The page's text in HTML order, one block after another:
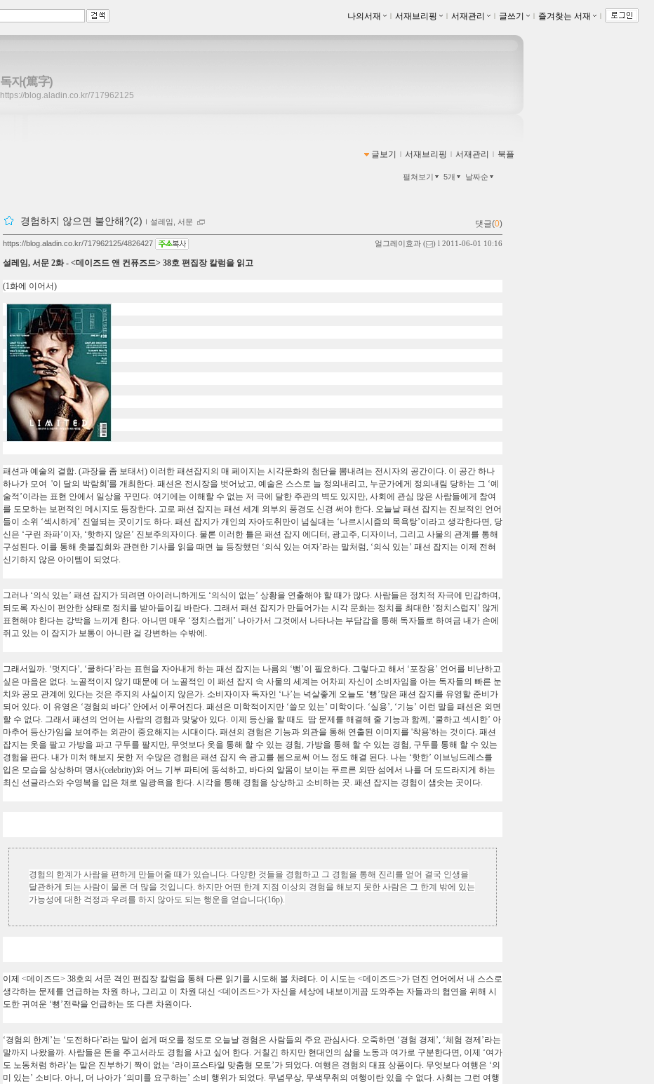
나의서재 ｌ 서재브리핑 ｌ 서재관리 ｌ 글쓰기 ｌ 즐겨찾는 서재 ｌ
독자(篤字)
https://blog.aladin.co.kr/717962125
글보기 ｌ 서재브리핑 ｌ 서재관리 ｌ 북플
펼쳐보기 5개 날짜순
경험하지 않으면 불안해?(2) ｌ 설레임, 서문 댓글(0)
얼그레이효과 ( ) l 2011-06-01 10:16
https://blog.aladin.co.kr/717962125/4826427
설레임, 서문 2화 - <데이즈드 앤 컨퓨즈드> 38호 편집장 칼럼을 읽고
(1화에 이어서)
패션과 예술의 결합. (과장을 좀 보태서) 이러한 패션잡지의 매 페이지는 시각문화의 첨단을 뽐내려는 전시자의 공간이다. 이 공간 하나
하나가 모여 '이 달의 박람회'를 개최한다. 패션은 전시장을 벗어났고, 예술은 스스로 늘 정의내리고, 누군가에게 정의내림 당하는 그 ‘예
술적 ’이라는 표현 안에서 일상을 꾸민다. 여기에는 이해할 수 없는 저 극에 달한 주관의 벽도 있지만, 사회에 관심 많은 사람들에게 참여
를 도모하는 보편적인 메시지도 등장한다. 고로 패션 잡지는 패션 세계 외부의 풍경도 신경 써야 한다. 오늘날 패션 잡지는 진보적인 언어
들이 소위 ‘섹시하게 ’ 진열되는 곳이기도 하다. 패션 잡지가 개인의 자아도취만이 넘실대는 ‘나르시시즘의 목욕탕’이라고 생각한다면, 당
신은 ‘구린 좌파’이자, ‘핫하지 않은’ 진보주의자이다. 물론 이러한 틀은 패션 잡지 에디터, 광고주, 디자이너, 그리고 사물의 관계를 통해
구성된다. 이를 통해 촛불집회와 관련한 기사를 읽을 때면 늘 등장했던 ‘의식 있는 여자’라는 말처럼, ‘의식 있는’ 패션 잡지는 이제 전혀
신기하지 않은 아이템이 되었다.
그러나 ‘의식 있는’ 패션 잡지가 되려면 아이러니하게도 ‘의식이 없는’ 상황을 연출해야 할 때가 많다. 사람들은 정치적 자극에 민감하며,
되도록 자신이 편안한 상태로 정치를 받아들이길 바란다. 그래서 패션 잡지가 만들어가는 시각 문화는 정치를 최대한 ‘정치스럽지 ’ 않게
표현해야 한다는 강박을 느끼게 한다. 아니면 매우 ‘정치스럽게 ’ 나아가서 그것에서 나타나는 부담감을 통해 독자들로 하여금 내가 손에
쥐고 있는 이 잡지가 보통이 아니란 걸 강변하는 수밖에 .
그래서일까. ‘멋지다’, ‘쿨하다’라는 표현을 자아내게 하는 패션 잡지는 나름의 ‘뻥’이 필요하다. 그렇다고 해서 ‘포장용’ 언어를 비난하고
싶은 마음은 없다. 노골적이지 않기 때문에 더 노골적인 이 패션 잡지 속 사물의 세계는 어차피 자신이 소비자임을 아는 독자들의 빠른 눈
치와 공모 관계에 있다는 것은 주지의 사실이지 않은가. 소비자이자 독자인 ‘나’는 넉살좋게 오늘도 ‘뻥’많은 패션 잡지를 유영할 준비가
되어 있다. 이 유영은 ‘경험의 바다’ 안에서 이루어진다. 패션은 미학적이지만 ‘쓸모 있는’ 미학이다. ‘실용’, ‘기능’ 이런 말을 패션은 외면
할 수 없다. 그래서 패션의 언어는 사람의 경험과 맞닿아 있다. 이제 등산을 할 때도 땀 문제를 해결해 줄 기능과 함께 , ‘쿨하고 섹시한’ 아
마추어 등산가임을 보여주는 외관이 중요해지는 시대이다. 패션의 경험은 기능과 외관을 통해 연출된 이미지를 '착용'하는 것이다. 패션
잡지는 옷을 팔고 가방을 파고 구두를 팔지만, 무엇보다 옷을 통해 할 수 있는 경험, 가방을 통해 할 수 있는 경험, 구두를 통해 할 수 있는
경험을 판다. 내가 미처 해보지 못한 저 수많은 경험은 패션 잡지 속 광고를 봄으로써 어느 정도 해결 된다. 나는 ‘핫한’ 이브닝드레스를
입은 모습을 상상하며 명사(celebrity)와 어느 기부 파티에 동석하고, 바다의 알몸이 보이는 푸르른 외딴 섬에서 나를 더 도드라지게 하는
최신 선글라스와 수영복을 입은 채로 일광욕을 한다. 시각을 통해 경험을 상상하고 소비하는 곳. 패션 잡지는 경험이 샘솟는 곳이다.
경험의 한계가 사람을 편하게 만들어줄 때가 있습니다. 다양한 것들을 경험하고 그 경험을 통해 진리를 얻어 결국 인생을
달관하게 되는 사람이 물론 더 많을 것입니다. 하지만 어떤 한계 지점 이상의 경험을 해보지 못한 사람은 그 한계 밖에 있는
가능성에 대한 걱정과 우려를 하지 않아도 되는 행운을 얻습니다(16p).
이제 <데이즈드> 38호의 서문 격인 편집장 칼럼을 통해 다른 읽기를 시도해 볼 차례다. 이 시도는 <데이즈드>가 던진 언어에서 내 스스로
생각하는 문제를 언급하는 차원 하나, 그리고 이 차원 대신 <데이즈드>가 자신을 세상에 내보이게끔 도와주는 자들과의 협연을 위해 시
도한 귀여운 ‘뻥’전략을 언급하는 또 다른 차원이다.
‘경험의 한계 ’는 ‘도전하다’라는 말이 쉽게 떠오를 정도로 오늘날 경험은 사람들의 주요 관심사다. 오죽하면 ‘경험 경제 ’, ‘체험 경제 ’라는
말까지 나왔을까. 사람들은 돈을 주고서라도 경험을 사고 싶어 한다. 거칠긴 하지만 현대인의 삶을 노동과 여가로 구분한다면, 이제 ‘여가
도 노동처럼 하라’는 말은 진부하기 짝이 없는 ‘라이프스타일 맞춤형 모토’가 되었다. 여행은 경험의 대표 상품이다. 무엇보다 여행은 ‘의
미 있는’ 소비다. 아니 , 더 나아가 ‘의미를 요구하는’ 소비 행위가 되었다. 무념무상, 무색무취의 여행이란 있을 수 없다. 사회는 그런 여행